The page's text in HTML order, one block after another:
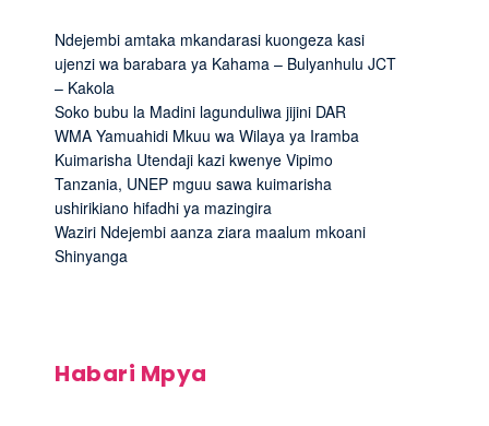
Ndejembi amtaka mkandarasi kuongeza kasi
ujenzi wa barabara ya Kahama – Bulyanhulu JCT
– Kakola
Soko bubu la Madini lagunduliwa jijini DAR
WMA Yamuahidi Mkuu wa Wilaya ya Iramba
Kuimarisha Utendaji kazi kwenye Vipimo
Tanzania, UNEP mguu sawa kuimarisha
ushirikiano hifadhi ya mazingira
Waziri Ndejembi aanza ziara maalum mkoani
Shinyanga
Habari Mpya